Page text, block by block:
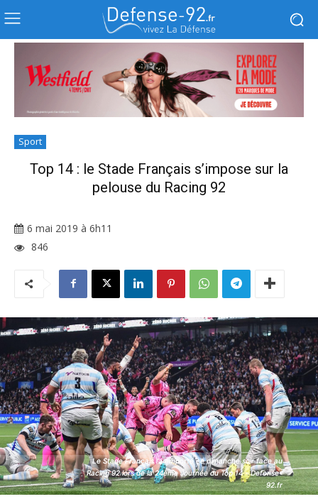
Sport
Top 14 : le Stade Français s’impose sur la
pelouse du Racing 92
6 mai 2019 à 6h11
846
Le Stade Français l’a emporté ce dimanche soir face au
Racing 92 lors de la 24ème Journée du Top 14 - Defense-
92.fr
Le Stade Français l’a emporté ce dimanche soir face au
Racing 92 lors de la 24ème Journée du Top 14 - Defense-
92.fr